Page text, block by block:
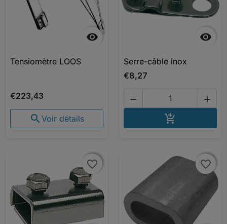

Tensiomètre LOOS
€223,43
 Voir détails

Serre-câble inox
€8,27
 

favorite_border
favorite_border favorite_border
favorite_border